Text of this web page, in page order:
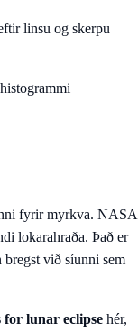
linsu og skerpu
fyrir myrkva. NASA
lokarahraða. Það er
við síunni sem
for lunar eclipse hér,